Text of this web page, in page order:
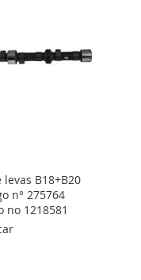
B18+B20
n° 275764
no 1218581